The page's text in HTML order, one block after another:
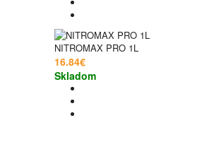
NITROMAX PRO 1L
16.84€
Skladom